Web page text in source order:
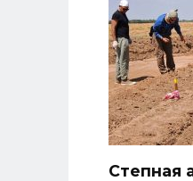
Степная